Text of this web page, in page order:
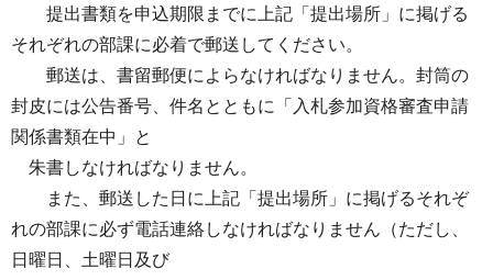
提出書類を申込期限までに上記「提出場所」に掲げる
それぞれの部課に必着で郵送してください。
郵送は、書留郵便によらなければなりません。封筒の
封皮には公告番号、件名とともに「入札参加資格審査申請
関係書類在中」と
朱書しなければなりません。
また、郵送した日に上記「提出場所」に掲げるそれぞ
れの部課に必ず電話連絡しなければなりません（ただし、
日曜日、土曜日及び